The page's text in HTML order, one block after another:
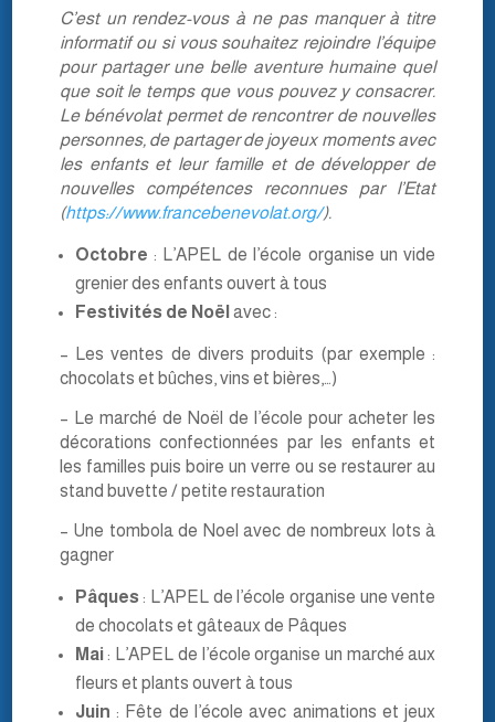
C’est un rendez-vous à ne pas manquer à titre
informatif ou si vous souhaitez rejoindre l’équipe
pour partager une belle aventure humaine quel
que soit le temps que vous pouvez y consacrer.
Le bénévolat permet de rencontrer de nouvelles
personnes, de partager de joyeux moments avec
les enfants et leur famille et de développer de
nouvelles compétences reconnues par l’Etat
(https://www.francebenevolat.org/).
Octobre : L’APEL de l’école organise un vide
grenier des enfants ouvert à tous
Festivités de Noël avec :
– Les ventes de divers produits (par exemple :
chocolats et bûches, vins et bières,…)
– Le marché de Noël de l’école pour acheter les
décorations confectionnées par les enfants et
les familles puis boire un verre ou se restaurer au
stand buvette / petite restauration
– Une tombola de Noel avec de nombreux lots à
gagner
Pâques : L’APEL de l’école organise une vente
de chocolats et gâteaux de Pâques
Mai : L’APEL de l’école organise un marché aux
fleurs et plants ouvert à tous
Juin : Fête de l’école avec animations et jeux